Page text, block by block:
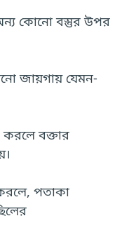
কোনো বস্তুর উপর
জায়গায় যেমন-
করলে বক্তার
পতাকা